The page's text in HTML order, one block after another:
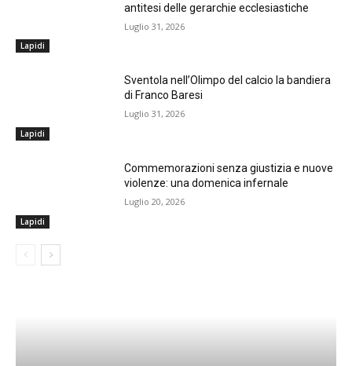
Lapidi
antitesi delle gerarchie ecclesiastiche
Luglio 31, 2026
Lapidi
Sventola nell’Olimpo del calcio la bandiera
di Franco Baresi
Luglio 31, 2026
Lapidi
Commemorazioni senza giustizia e nuove
violenze: una domenica infernale
Luglio 20, 2026